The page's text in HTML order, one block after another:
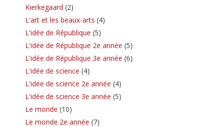
Kierkegaard (2)
L'art et les beaux-arts (4)
L'idée de République (5)
L'idée de République 2e année (5)
L'idée de République 3e année (6)
L'idée de science (4)
L'idée de science 2e année (4)
L'idée de science 3e année (5)
Le monde (10)
Le monde 2e année (7)